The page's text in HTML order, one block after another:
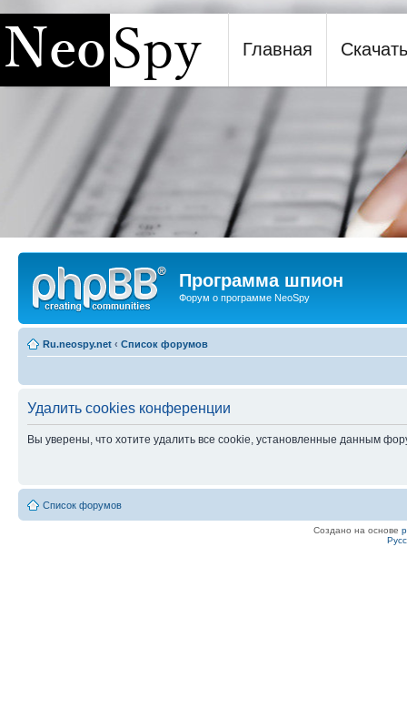
Программа шпион NeoSpy
Главная Скачать
Программа шпион
Форум о программе NeoSpy
Ru.neospy.net ‹ Список форумов
Удалить cookies конференции
Вы уверены, что хотите удалить все cookie, установленные данным
Список форумов
Создано на основе